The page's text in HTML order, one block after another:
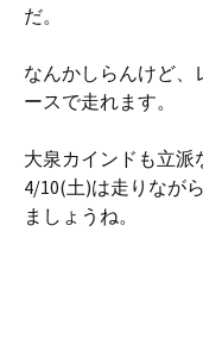
だ。
なんかしらんけど
ースで走れます。
大泉カインドも立派
4/10(土)は走りなが
ましょうね。